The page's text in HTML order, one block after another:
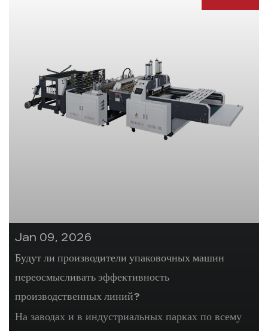
Jan 09, 2026
Будут ли производители упаковочных машин
переосмысливать эффективность
производственных линий?
На заводах и в индустриальных парках по всему